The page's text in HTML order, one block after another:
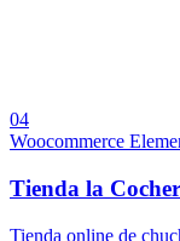
04
Woocommerce
Tienda la
Tienda online de